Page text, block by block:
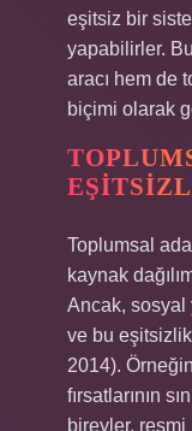
eşitsiz bir
yapabilirler.
aracı hem de
biçimi olarak
Toplumsal
kaynak
Ancak, sosyal
ve bu
2014).
fırsatlarının
bireyler,